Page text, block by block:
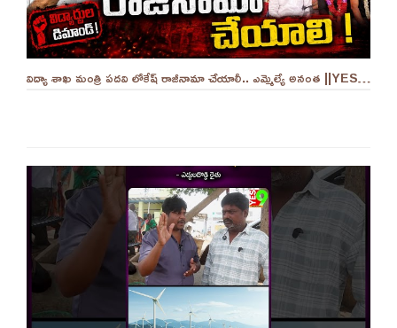
విద్యా శాఖ మంత్రి పదవి లోకేష్ రాజీనామా చేయాలీ.. ఎమ్మెల్యే అనంత ||YES 9TV